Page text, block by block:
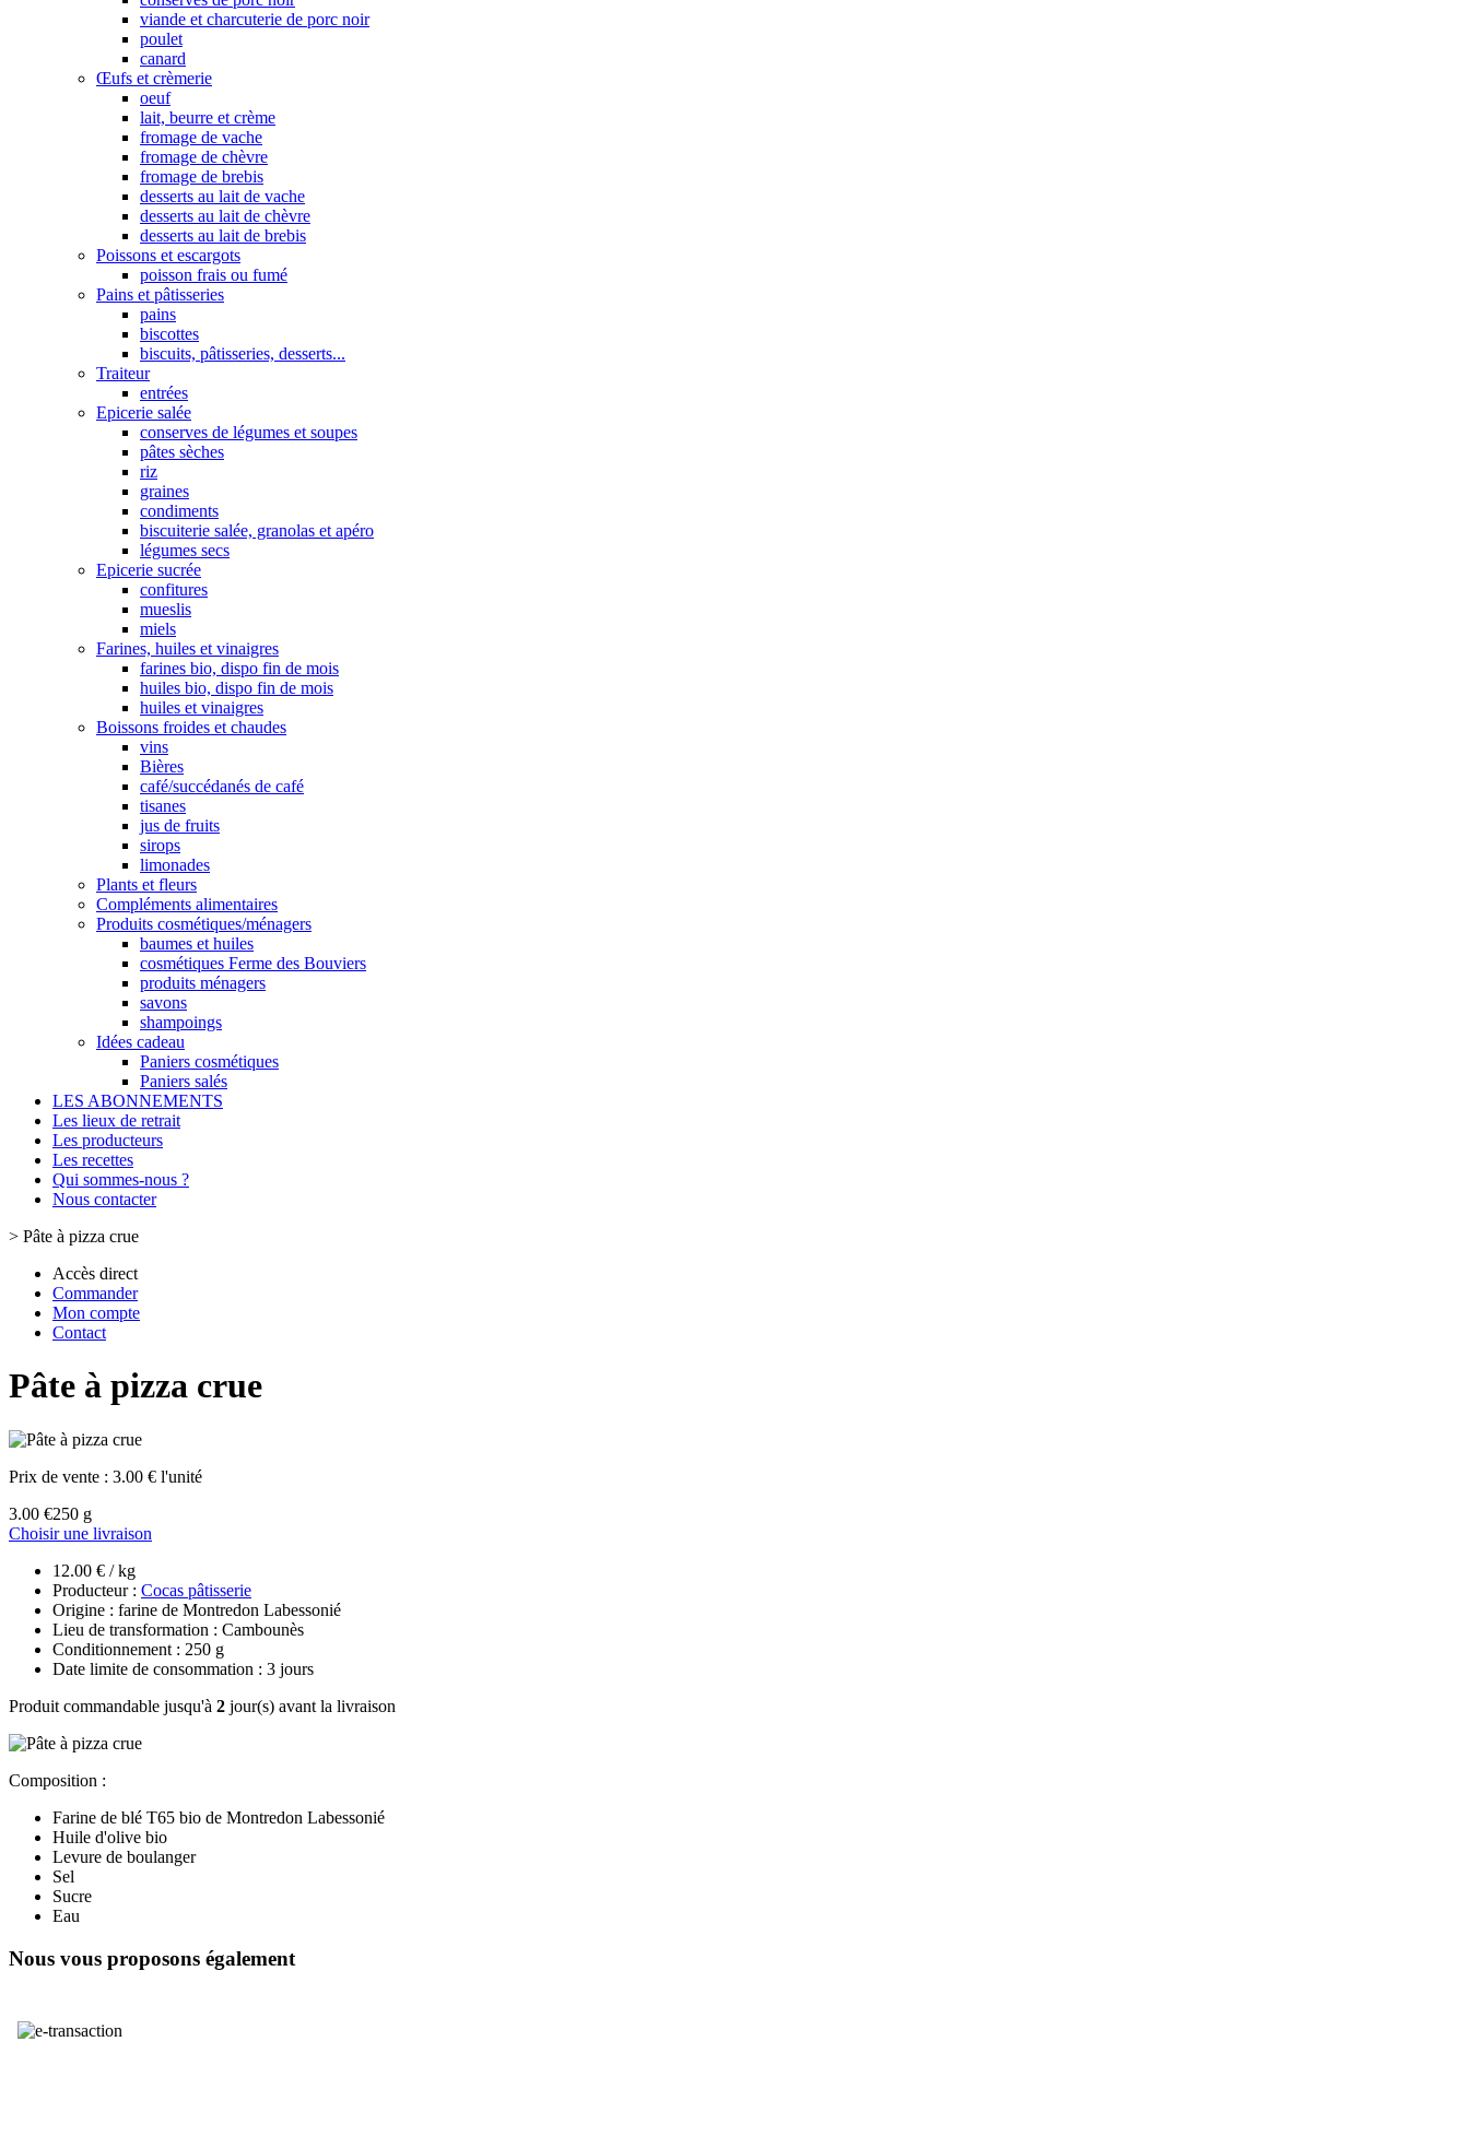
viande et charcuterie de porc noir
poulet
canard
Œufs et crèmerie
oeuf
lait, beurre et crème
fromage de vache
fromage de chèvre
fromage de brebis
desserts au lait de vache
desserts au lait de chèvre
desserts au lait de brebis
Poissons et escargots
poisson frais ou fumé
Pains et pâtisseries
pains
biscottes
biscuits, pâtisseries, desserts...
Traiteur
entrées
Epicerie salée
conserves de légumes et soupes
pâtes sèches
riz
graines
condiments
biscuiterie salée, granolas et apéro
légumes secs
Epicerie sucrée
confitures
mueslis
miels
Farines, huiles et vinaigres
farines bio, dispo fin de mois
huiles bio, dispo fin de mois
huiles et vinaigres
Boissons froides et chaudes
vins
Bières
café/succédanés de café
tisanes
jus de fruits
sirops
limonades
Plants et fleurs
Compléments alimentaires
Produits cosmétiques/ménagers
baumes et huiles
cosmétiques Ferme des Bouviers
produits ménagers
savons
shampoings
Idées cadeau
Paniers cosmétiques
Paniers salés
LES ABONNEMENTS
Les lieux de retrait
Les producteurs
Les recettes
Qui sommes-nous ?
Nous contacter
> Pâte à pizza crue
Accès direct
Commander
Mon compte
Contact
Pâte à pizza crue
Prix de vente : 3.00 € l'unité
3.00 €250 g
Choisir une livraison
12.00 € / kg
Producteur : Cocas pâtisserie
Origine : farine de Montredon Labessonié
Lieu de transformation : Cambounès
Conditionnement : 250 g
Date limite de consommation : 3 jours
Produit commandable jusqu'à 2 jour(s) avant la livraison
Composition :
Farine de blé T65 bio de Montredon Labessonié
Huile d'olive bio
Levure de boulanger
Sel
Sucre
Eau
Nous vous proposons également